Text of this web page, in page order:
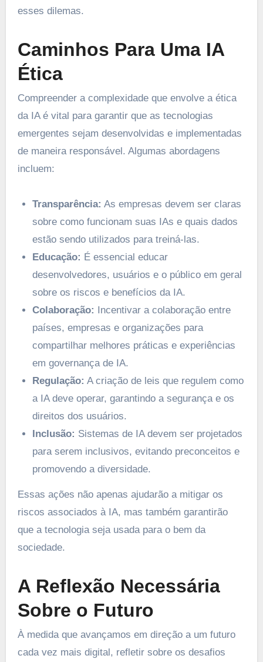
esses dilemas.
Caminhos Para Uma IA
Ética
Compreender a complexidade que envolve a ética
da IA é vital para garantir que as tecnologias
emergentes sejam desenvolvidas e implementadas
de maneira responsável. Algumas abordagens
incluem:
Transparência: As empresas devem ser claras
sobre como funcionam suas IAs e quais dados
estão sendo utilizados para treiná-las.
Educação: É essencial educar
desenvolvedores, usuários e o público em geral
sobre os riscos e benefícios da IA.
Colaboração: Incentivar a colaboração entre
países, empresas e organizações para
compartilhar melhores práticas e experiências
em governança de IA.
Regulação: A criação de leis que regulem como
a IA deve operar, garantindo a segurança e os
direitos dos usuários.
Inclusão: Sistemas de IA devem ser projetados
para serem inclusivos, evitando preconceitos e
promovendo a diversidade.
Essas ações não apenas ajudarão a mitigar os
riscos associados à IA, mas também garantirão
que a tecnologia seja usada para o bem da
sociedade.
A Reflexão Necessária
Sobre o Futuro
À medida que avançamos em direção a um futuro
cada vez mais digital, refletir sobre os desafios